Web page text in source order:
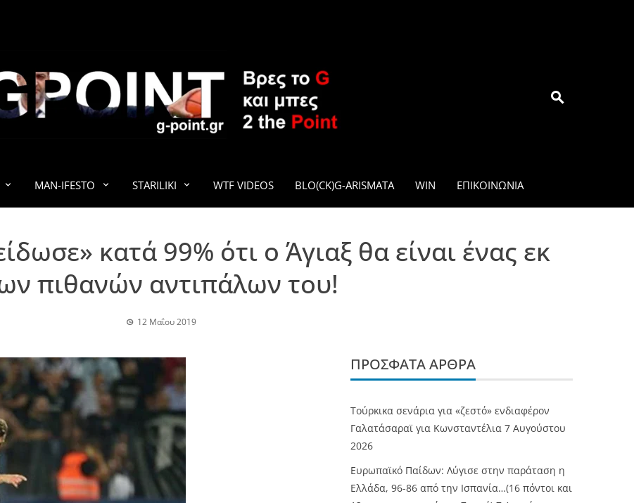
G-POINT.GR
MAN-IFESTO STARILIKI WTF VIDEOS BLO(CK)G-ARISMATA WIN ΕΠΙΚΟΙΝΩΝΊΑ
κατά 99% ότι ο Άγιαξ θα είναι ένας εκ
πιθανών αντιπάλων του!
12 Μαΐου 2019
ΠΡΌΣΦΑΤΑ ΆΡΘΡΑ
Τούρκικα σενάρια για «ζεστό» ενδιαφέρον
Γαλατάσαραϊ για Κωνσταντέλια 7 Αυγούστου
2026
Ευρωπαϊκό Παίδων: Λύγισε στην παράταση η
Ελλάδα, 96-86 από την Ισπανία…(16 πόντοι και